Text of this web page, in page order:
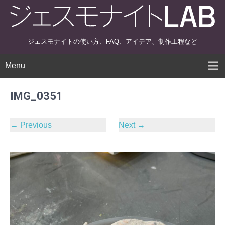
ジェスモナイトの使い方、FAQ、アイデア、制作工程など
Menu
IMG_0351
← Previous Next →